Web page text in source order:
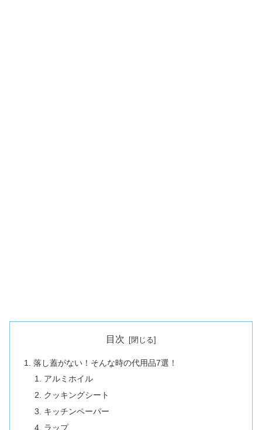
目次
落し蓋がない！そんな時の代用品7選！
アルミホイル
クッキングシート
キッチンペーパー
ラップ